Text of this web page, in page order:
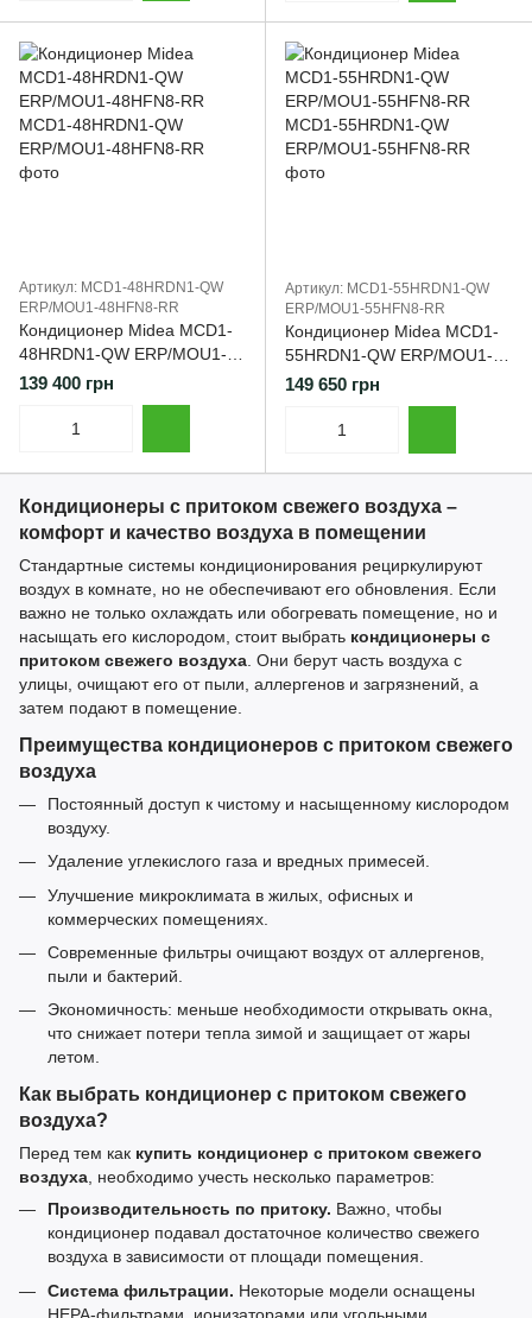
Артикул: MCD1-48HRDN1-QW
ERP/MOU1-48HFN8-RR
Кондиционер Midea MCD1-
48HRDN1-QW ERP/MOU1-
48HFN8-RR
139 400 грн
Артикул: MCD1-55HRDN1-QW
ERP/MOU1-55HFN8-RR
Кондиционер Midea MCD1-
55HRDN1-QW ERP/MOU1-
55HFN8-RR
149 650 грн
Кондиционеры с притоком свежего воздуха –
комфорт и качество воздуха в помещении
Стандартные системы кондиционирования рециркулируют
воздух в комнате, но не обеспечивают его обновления. Если
важно не только охлаждать или обогревать помещение, но и
насыщать его кислородом, стоит выбрать кондиционеры с
притоком свежего воздуха . Они берут часть воздуха с
улицы, очищают его от пыли, аллергенов и загрязнений, а
затем подают в помещение.
Преимущества кондиционеров с притоком свежего
воздуха
Постоянный доступ к чистому и насыщенному кислородом
воздуху.
Удаление углекислого газа и вредных примесей.
Улучшение микроклимата в жилых, офисных и
коммерческих помещениях.
Современные фильтры очищают воздух от аллергенов,
пыли и бактерий.
Экономичность: меньше необходимости открывать окна,
что снижает потери тепла зимой и защищает от жары
летом.
Как выбрать кондиционер с притоком свежего
воздуха?
Перед тем как купить кондиционер с притоком свежего
воздуха , необходимо учесть несколько параметров:
Производительность по притоку. Важно, чтобы
кондиционер подавал достаточное количество свежего
воздуха в зависимости от площади помещения.
Система фильтрации. Некоторые модели оснащены
HEPA-фильтрами, ионизаторами или угольными